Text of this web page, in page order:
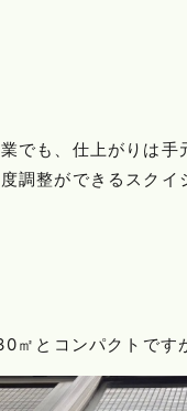
でも、仕上がりは手
調整ができるスクイ
㎡とコンパクトです